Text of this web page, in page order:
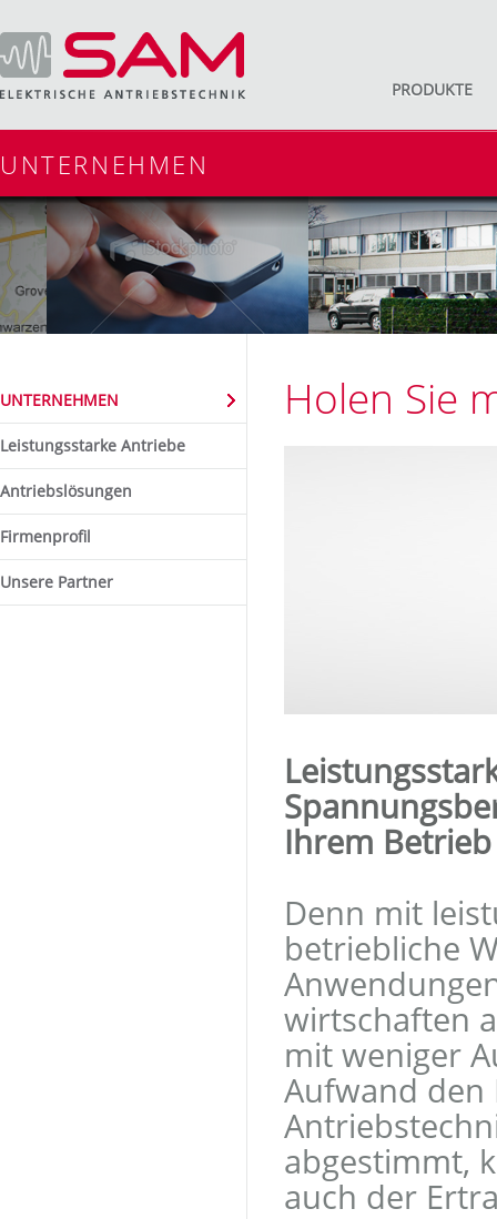
PRODUKTE
UNTERNEHMEN
UNTERNEHMEN
Leistungsstarke Antriebe
Antriebslösungen
Firmenprofil
Unsere Partner
Holen Sie
Ihrem
Denn mit
betriebliche
wirtschaften
mit weniger
Aufwand den
abgestimmt,
auch der